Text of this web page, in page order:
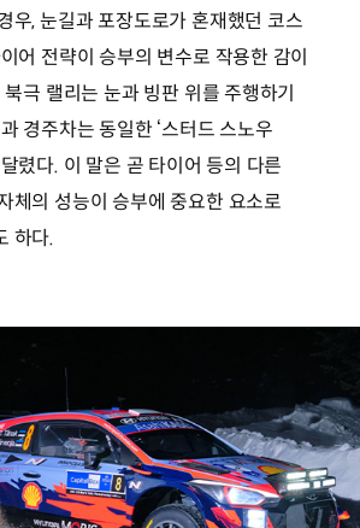
우, 눈길과 포장도로가 혼재했던 코스
어 전략이 승부의 변수로 작용한 감이
극 랠리는 눈과 빙판 위를 주행하기
경주차는 동일한 ‘스터드 스노우
렸다. 이 말은 곧 타이어 등의 다른
체의 성능이 승부에 중요한 요소로
하다.